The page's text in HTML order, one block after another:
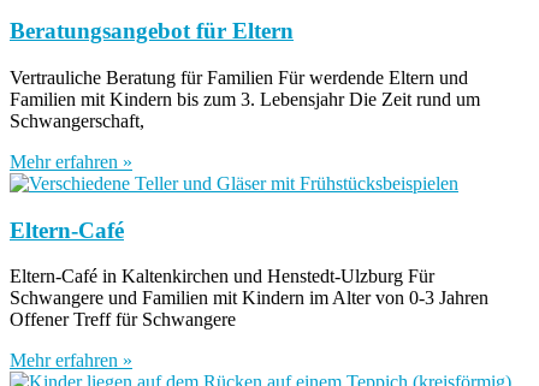
Beratungsangebot für Eltern
Vertrauliche Beratung für Familien Für werdende Eltern und
Familien mit Kindern bis zum 3. Lebensjahr Die Zeit rund um
Schwangerschaft,
Mehr erfahren »
Eltern-Café
Eltern-Café in Kaltenkirchen und Henstedt-Ulzburg Für
Schwangere und Familien mit Kindern im Alter von 0-3 Jahren
Offener Treff für Schwangere
Mehr erfahren »